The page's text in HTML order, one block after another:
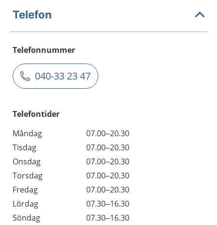
Telefon
Telefonnummer
040-33 23 47
Telefontider
Måndag
07.00–20.30
Tisdag
07.00–20.30
Onsdag
07.00–20.30
Torsdag
07.00–20.30
Fredag
07.00–20.30
Lördag
07.30–16.30
Söndag
07.30–16.30